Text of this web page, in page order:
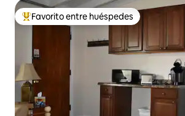
Favorito entre huéspedes preferido
Favorito entre huéspedes